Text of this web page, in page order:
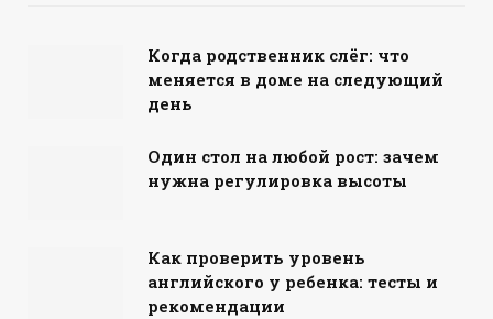
Когда родственник слёг: что
меняется в доме на следующий
день
Один стол на любой рост: зачем
нужна регулировка высоты
Как проверить уровень
английского у ребенка: тесты и
рекомендации